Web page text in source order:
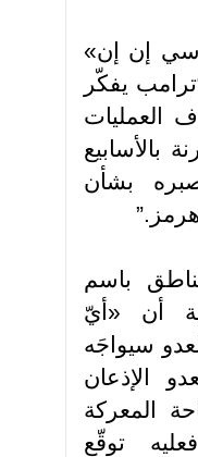
إن إن»
ترامب يفكّر
العمليات
بالأسابيع
بشأن
”.
باسم
أن «أيّ
سيواجَه
الإذعان
المعركة
توقّع